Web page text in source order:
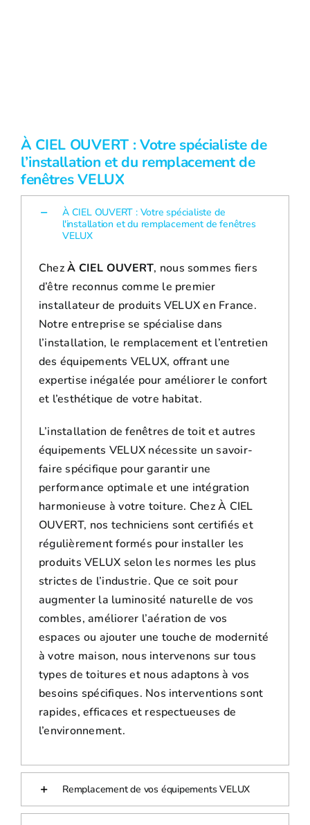
À CIEL OUVERT : Votre spécialiste de
l’installation et du remplacement de
fenêtres VELUX
À CIEL OUVERT : Votre spécialiste de
l'installation et du remplacement de fenêtres
VELUX
ChezÀ CIEL OUVERT, nous sommes fiers
d’être reconnus comme le premier
installateur de produits VELUX en France.
Notre entreprise se spécialise dans
l’installation, le remplacement et l’entretien
des équipements VELUX, offrant une
expertise inégalée pour améliorer le confort
et l’esthétique de votre habitat.
L’installation de fenêtres de toit et autres
équipements VELUX nécessite un savoir-
faire spécifique pour garantir une
performance optimale et une intégration
harmonieuse à votre toiture. Chez À CIEL
OUVERT, nos techniciens sont certifiés et
régulièrement formés pour installer les
produits VELUX selon les normes les plus
strictes de l’industrie. Que ce soit pour
augmenter la luminosité naturelle de vos
combles, améliorer l’aération de vos
espaces ou ajouter une touche de modernité
à votre maison, nous intervenons sur tous
types de toitures et nous adaptons à vos
besoins spécifiques. Nos interventions sont
rapides, efficaces et respectueuses de
l’environnement.
Remplacement de vos équipements VELUX